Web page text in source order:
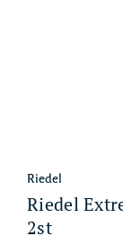
Riedel
Riedel
2st